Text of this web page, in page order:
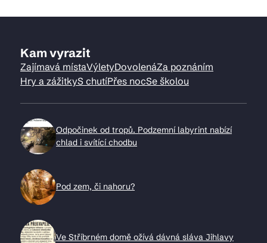
Kam vyrazit
Zajímavá místaVýletyDovolenáZa poznáním
Hry a zážitkyS chutíPřes nocSe školou
Odpočinek od tropů. Podzemní labyrint nabízí
chlad i svítící chodbu
Pod zem, či nahoru?
Ve Stříbrném domě ožívá dávná sláva Jihlavy